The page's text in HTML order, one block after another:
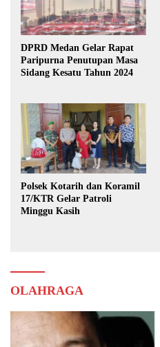
DPRD Medan Gelar Rapat
Paripurna Penutupan Masa
Sidang Kesatu Tahun 2024
Polsek Kotarih dan Koramil
17/KTR Gelar Patroli
Minggu Kasih
OLAHRAGA